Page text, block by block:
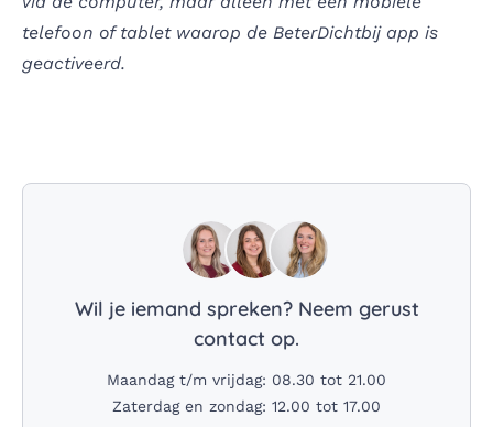
telefoon of tablet waarop de BeterDichtbij app is
geactiveerd.
Wil je iemand spreken? Neem gerust
contact op.
Maandag t/m vrijdag: 08.30 tot 21.00
Zaterdag en zondag: 12.00 tot 17.00